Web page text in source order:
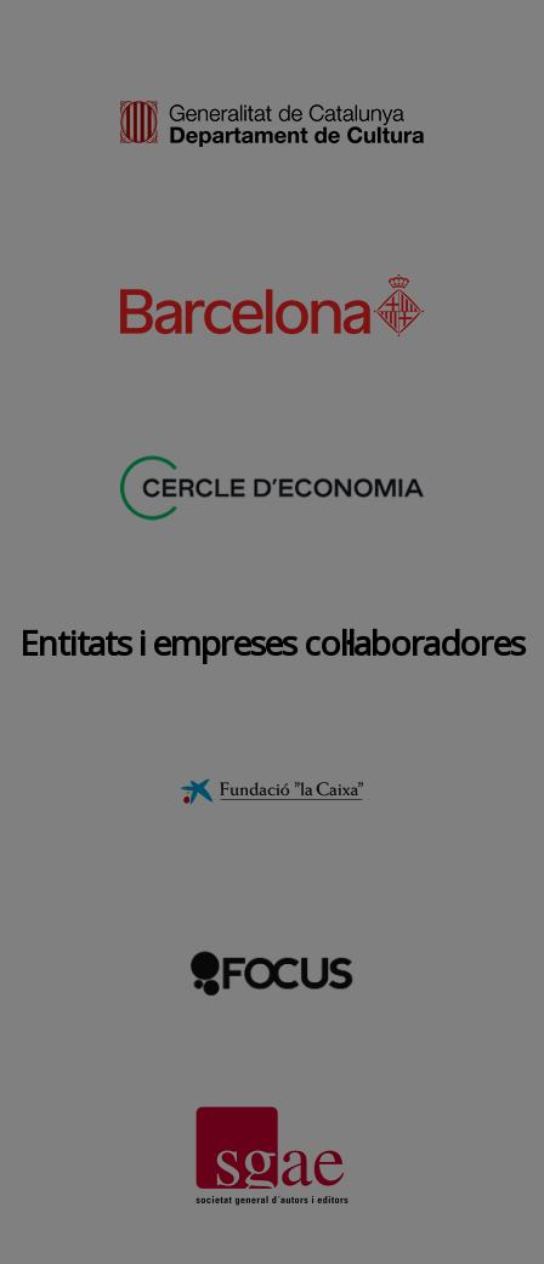
Entitats i empreses col·laboradores